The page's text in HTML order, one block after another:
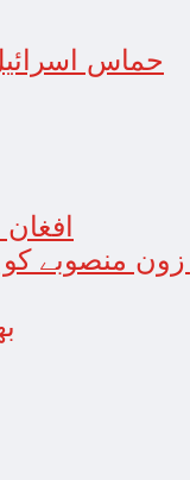
حماس اسرائیل جنگ،2ماہ مکمل: غزہ
منصوبے